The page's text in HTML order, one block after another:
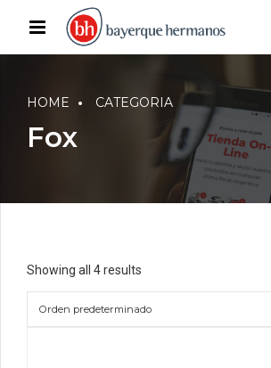
HOME CATEGORIA
Fox
Showing all 4 results